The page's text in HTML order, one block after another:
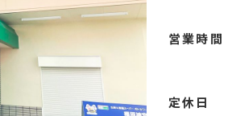
営業時間
定休日